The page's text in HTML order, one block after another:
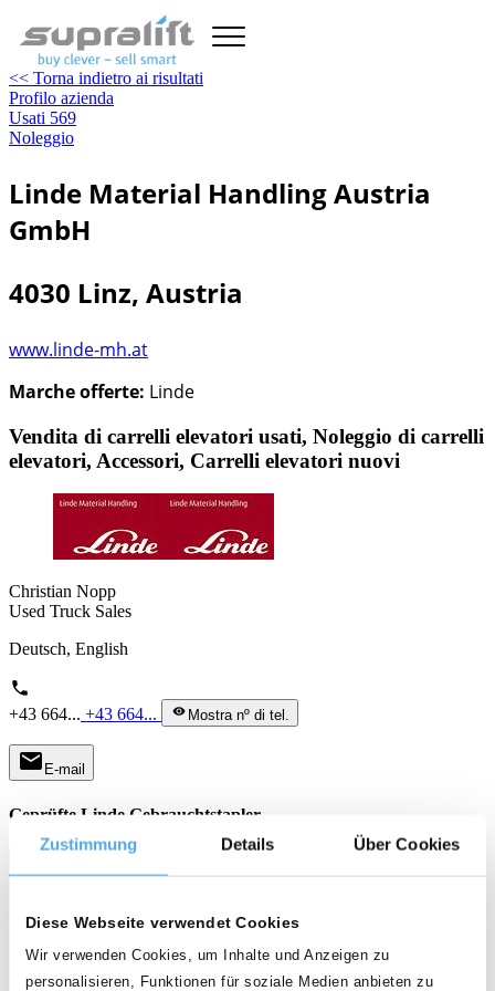
Zustimmung Details Über Cookies
Diese Webseite verwendet Cookies
Wir verwenden Cookies, um Inhalte und Anzeigen zu
personalisieren, Funktionen für soziale Medien anbieten zu
<< Torna indietro ai risultati
Profilo azienda
Usati 569
Noleggio
Linde Material Handling Austria
GmbH
4030 Linz, Austria
www.linde-mh.at
Marche offerte: Linde
Vendita di carrelli elevatori usati, Noleggio di carrelli
elevatori, Accessori, Carrelli elevatori nuovi
Christian Nopp
Used Truck Sales
Deutsch, English
phone
+43 664... +43 664... visibility Mostra nº di tel.
mail E-mail
Geprüfte Linde Gebrauchtstapler